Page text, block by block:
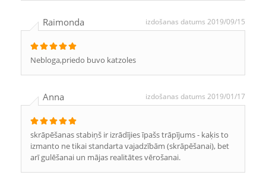
Raimonda izdošanas datums 2019/09/15
Nebloga,priedo buvo katzoles
Anna izdošanas datums 2019/01/17
skrāpēšanas stabiņš ir izrādījies īpašs trāpījums - kaķis to
izmanto ne tikai standarta vajadzībām (skrāpēšanai), bet
arī gulēšanai un mājas realitātes vērošanai.